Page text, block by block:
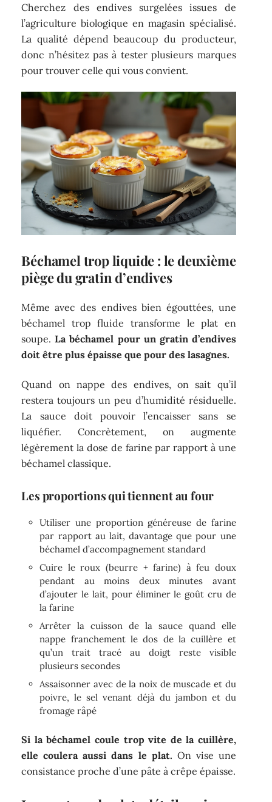
Cherchez des endives surgelées issues de
l’agriculture biologique en magasin spécialisé.
La qualité dépend beaucoup du producteur,
donc n’hésitez pas à tester plusieurs marques
pour trouver celle qui vous convient.
Béchamel trop liquide : le deuxième
piège du gratin d’endives
Même avec des endives bien égouttées, une
béchamel trop fluide transforme le plat en
soupe.La béchamel pour un gratin d’endives
doit être plus épaisse que pour des lasagnes.
Quand on nappe des endives, on sait qu’il
restera toujours un peu d’humidité résiduelle.
La sauce doit pouvoir l’encaisser sans se
liquéfier. Concrètement, on augmente
légèrement la dose de farine par rapport à une
béchamel classique.
Les proportions qui tiennent au four
Utiliser une proportion généreuse de farine
par rapport au lait, davantage que pour une
béchamel d’accompagnement standard
Cuire le roux (beurre + farine) à feu doux
pendant au moins deux minutes avant
d’ajouter le lait, pour éliminer le goût cru de
la farine
Arrêter la cuisson de la sauce quand elle
nappe franchement le dos de la cuillère et
qu’un trait tracé au doigt reste visible
plusieurs secondes
Assaisonner avec de la noix de muscade et du
poivre, le sel venant déjà du jambon et du
fromage râpé
Si la béchamel coule trop vite de la cuillère,
elle coulera aussi dans le plat. On vise une
consistance proche d’une pâte à crêpe épaisse.